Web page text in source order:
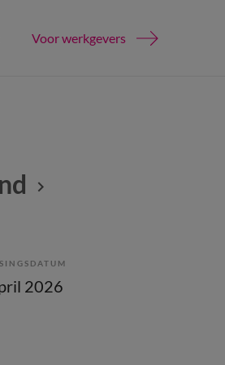
Voor werkgevers
2026